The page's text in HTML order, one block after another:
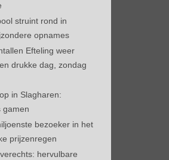
struint rond in
opnames
Efteling weer
drukke dag, zondag
in Slagharen:
gamen
bezoeker in het
prijzenregen
hervulbare